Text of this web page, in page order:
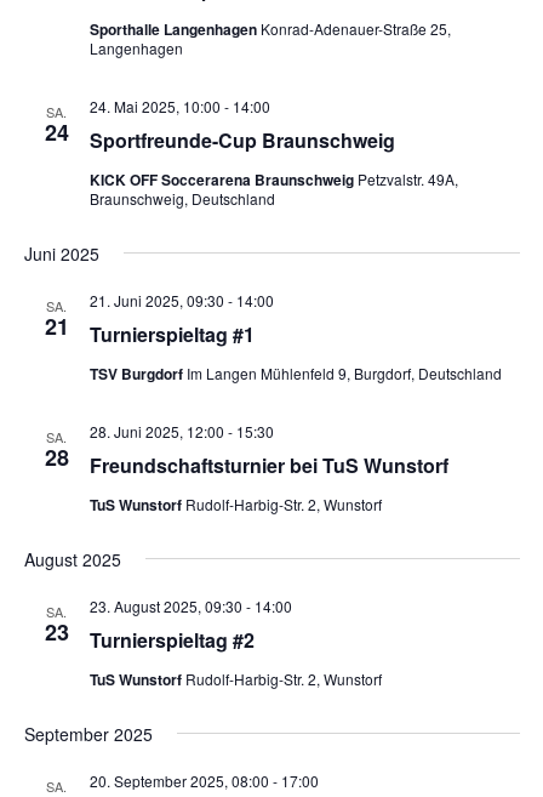
Sporthalle Langenhagen Konrad-Adenauer-Straße 25,
Langenhagen
SA.
24 Sportfreunde-Cup Braunschweig
24. Mai 2025, 10:00 - 14:00
KICK OFF Soccerarena Braunschweig Petzvalstr. 49A,
Braunschweig, Deutschland
Juni 2025
SA.
21 Turnierspieltag #1
21. Juni 2025, 09:30 - 14:00
TSV Burgdorf Im Langen Mühlenfeld 9, Burgdorf, Deutschland
SA.
28 Freundschaftsturnier bei TuS Wunstorf
28. Juni 2025, 12:00 - 15:30
TuS Wunstorf Rudolf-Harbig-Str. 2, Wunstorf
August 2025
SA.
23 Turnierspieltag #2
23. August 2025, 09:30 - 14:00
TuS Wunstorf Rudolf-Harbig-Str. 2, Wunstorf
September 2025
SA. 20. September 2025, 08:00 - 17:00